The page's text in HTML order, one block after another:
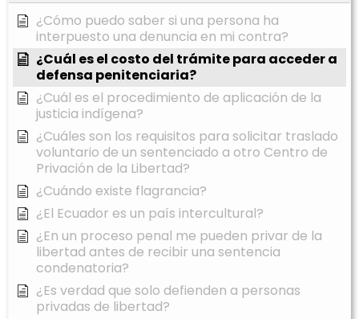
¿Cómo puedo saber si una persona ha
interpuesto una denuncia en mi contra?
¿Cuál es el costo del trámite para acceder a
defensa penitenciaria?
¿Cuál es el procedimiento de aplicación de la
justicia indígena?
¿Cuáles son los requisitos para solicitar traslado
voluntario de un sentenciado a otro Centro de
Privación de la Libertad?
¿Cuándo existe flagrancia?
¿El Ecuador es un país intercultural?
¿En un proceso penal me pueden privar de la
libertad antes de recibir una sentencia
condenatoria?
¿Es verdad que solo defienden a personas
privadas de libertad?